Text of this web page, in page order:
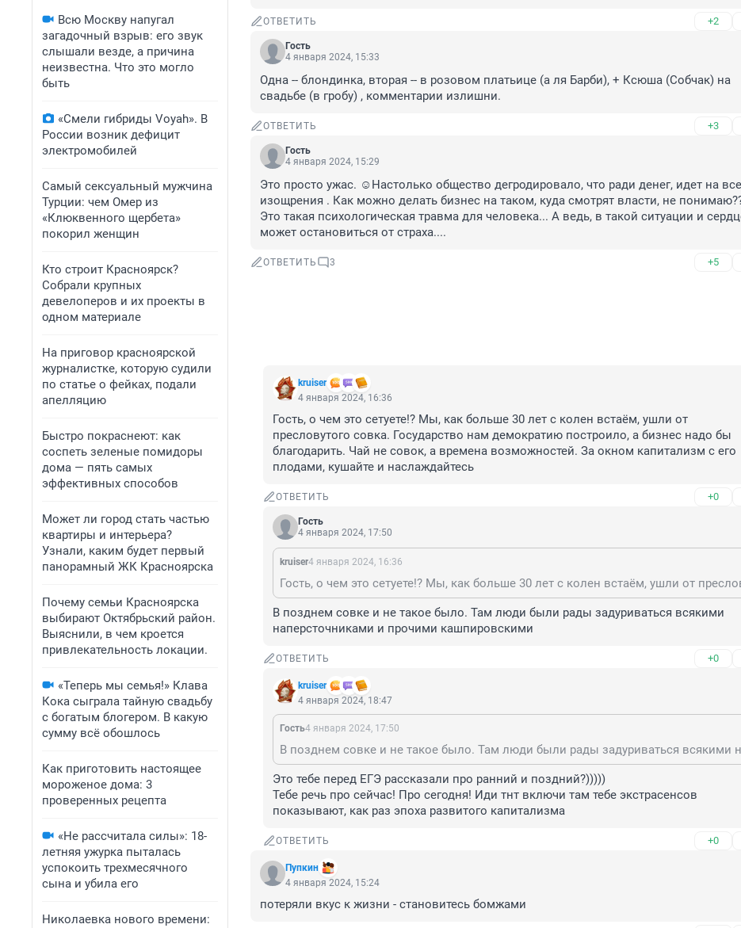
Всю Москву напугал
загадочный взрыв: его звук
слышали везде, а причина
неизвестна. Что это могло
быть
«Смели гибриды Voyah». В
России возник дефицит
электромобилей
Самый сексуальный мужчина
Турции: чем Омер из
«Клюквенного щербета»
покорил женщин
Кто строит Красноярск?
Собрали крупных
девелоперов и их проекты в
одном материале
На приговор красноярской
журналистке, которую судили
по статье о фейках, подали
апелляцию
Быстро покраснеют: как
соспеть зеленые помидоры
дома — пять самых
эффективных способов
Может ли город стать частью
квартиры и интерьера?
Узнали, каким будет первый
панорамный ЖК Красноярска
Почему семьи Красноярска
выбирают Октябрьский район.
Выяснили, в чем кроется
привлекательность локации.
«Теперь мы семья!» Клава
Кока сыграла тайную свадьбу
с богатым блогером. В какую
сумму всё обошлось
Как приготовить настоящее
мороженое дома: 3
проверенных рецепта
«Не рассчитала силы»: 18-
летняя ужурка пыталась
успокоить трехмесячного
сына и убила его
Николаевка нового времени:
ОТВЕТИТЬ +2
Гость
4 января 2024, 15:33
Одна -- блондинка, вторая -- в розовом платьице (а ля Барби), + Ксюша (Собчак) на
свадьбе (в гробу) , комментарии излишни.
ОТВЕТИТЬ +3
Гость
4 января 2024, 15:29
Это просто ужас. ☺Настолько общество дегродировало, что ради денег, идет на все
изощрения . Как можно делать бизнес на таком, куда смотрят власти, не
Это такая психологическая травма для человека... А ведь, в такой ситуации и
может остановиться от страха....
ОТВЕТИТЬ 3 +5
kruiser
4 января 2024, 16:36
Гость, о чем это сетуете!? Мы, как больше 30 лет с колен встаём, ушли от
пресловутого совка. Государство нам демократию построило, а бизнес надо бы
благодарить. Чай не совок, а времена возможностей. За окном капитализм с его
плодами, кушайте и наслаждайтесь
ОТВЕТИТЬ +0
Гость
4 января 2024, 17:50
kruiser4 января 2024, 16:36
В позднем совке и не такое было. Там люди были рады задуриваться всякими
наперсточниками и прочими кашпировскими
ОТВЕТИТЬ +0
kruiser
4 января 2024, 18:47
Гость4 января 2024, 17:50
Это тебе перед ЕГЭ рассказали про ранний и поздний?)))))
Тебе речь про сейчас! Про сегодня! Иди тнт включи там тебе экстрасенсов
показывают, как раз эпоха развитого капитализма
ОТВЕТИТЬ +0
Пупкин
4 января 2024, 15:24
потеряли вкус к жизни - становитесь бомжами